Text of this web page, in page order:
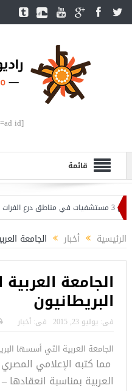
[ad id=""]
قائمة
الرئيسية أخبار الجامعة
الجامعة
البريطانيون
فى: يوليو 23, 2015 فى: أخبار
الجامعة العربية التي أسسها
مما كتبه الإعلامي
العربية بمناسبة